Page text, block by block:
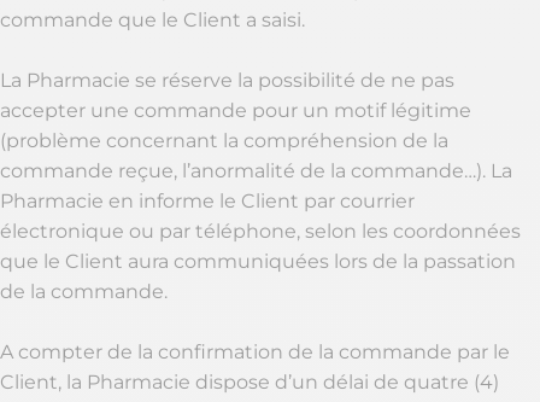
commande que le Client a saisi.
La Pharmacie se réserve la possibilité de ne pas
accepter une commande pour un motif légitime
(problème concernant la compréhension de la
commande reçue, l’anormalité de la commande…). La
Pharmacie en informe le Client par courrier
électronique ou par téléphone, selon les coordonnées
que le Client aura communiquées lors de la passation
de la commande.
A compter de la confirmation de la commande par le
Client, la Pharmacie dispose d’un délai de quatre (4)